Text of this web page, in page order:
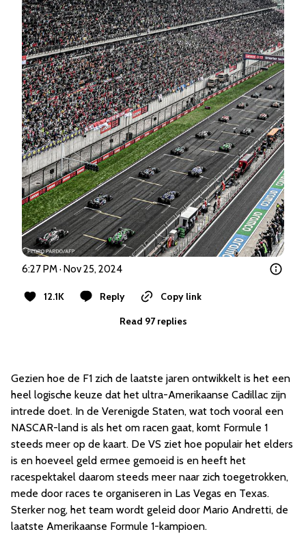
6:27 PM · Nov 25, 2024
12.1K Reply
Copy link
Read 97 replies
Gezien hoe de F1 zich de laatste jaren ontwikkelt is het een
heel logische keuze dat het ultra-Amerikaanse Cadillac zijn
intrede doet. In de Verenigde Staten, wat toch vooral een
NASCAR-land is als het om racen gaat, komt Formule 1
steeds meer op de kaart. De VS ziet hoe populair het elders
is en hoeveel geld ermee gemoeid is en heeft het
racespektakel daarom steeds meer naar zich toegetrokken,
mede door races te organiseren in Las Vegas en Texas.
Sterker nog, het team wordt geleid door Mario Andretti, de
laatste Amerikaanse Formule 1-kampioen.